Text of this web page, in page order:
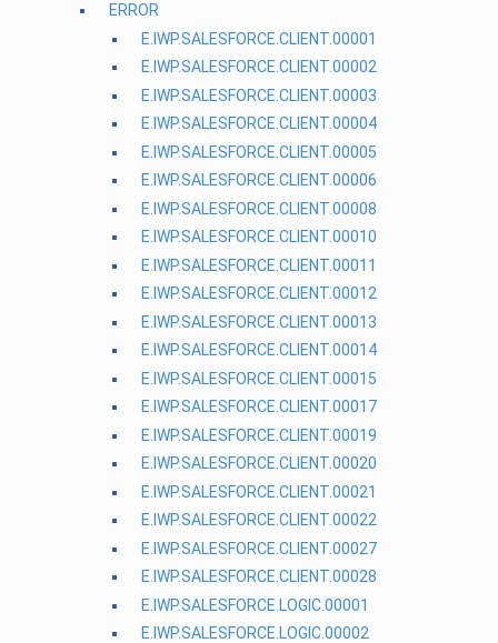
ERROR
E.IWP.SALESFORCE.CLIENT.00001
E.IWP.SALESFORCE.CLIENT.00002
E.IWP.SALESFORCE.CLIENT.00003
E.IWP.SALESFORCE.CLIENT.00004
E.IWP.SALESFORCE.CLIENT.00005
E.IWP.SALESFORCE.CLIENT.00006
E.IWP.SALESFORCE.CLIENT.00008
E.IWP.SALESFORCE.CLIENT.00010
E.IWP.SALESFORCE.CLIENT.00011
E.IWP.SALESFORCE.CLIENT.00012
E.IWP.SALESFORCE.CLIENT.00013
E.IWP.SALESFORCE.CLIENT.00014
E.IWP.SALESFORCE.CLIENT.00015
E.IWP.SALESFORCE.CLIENT.00017
E.IWP.SALESFORCE.CLIENT.00019
E.IWP.SALESFORCE.CLIENT.00020
E.IWP.SALESFORCE.CLIENT.00021
E.IWP.SALESFORCE.CLIENT.00022
E.IWP.SALESFORCE.CLIENT.00027
E.IWP.SALESFORCE.CLIENT.00028
E.IWP.SALESFORCE.LOGIC.00001
E.IWP.SALESFORCE.LOGIC.00002